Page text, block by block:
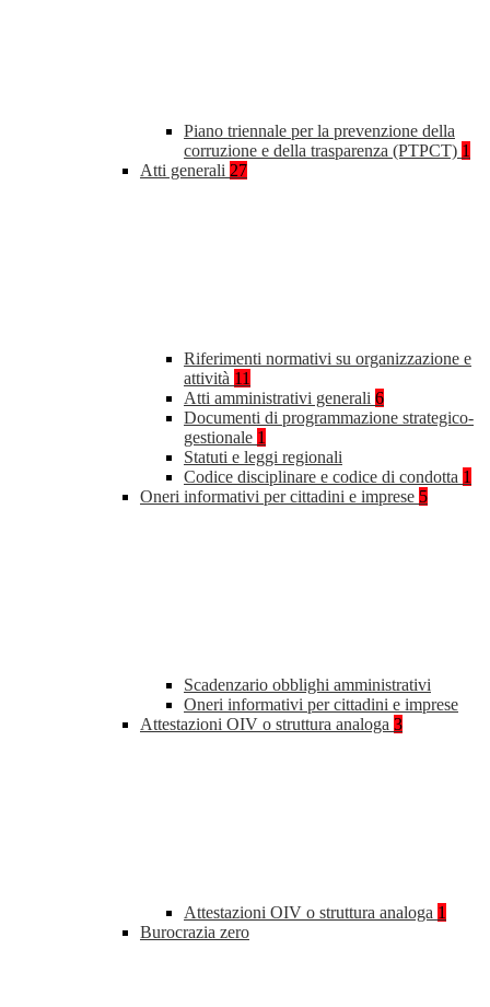
Piano triennale per la prevenzione della
corruzione e della trasparenza (PTPCT) 1
Atti generali 27
Riferimenti normativi su organizzazione e
attività 11
Atti amministrativi generali 6
Documenti di programmazione strategico-
gestionale 1
Statuti e leggi regionali
Codice disciplinare e codice di condotta 1
Oneri informativi per cittadini e imprese 5
Scadenzario obblighi amministrativi
Oneri informativi per cittadini e imprese
Attestazioni OIV o struttura analoga 3
Attestazioni OIV o struttura analoga 1
Burocrazia zero